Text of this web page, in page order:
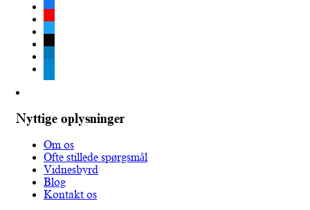
facebook
youtube
twitter
tiktok
Nyttige oplysninger
Om os
Ofte stillede spørgsmål
Vidnesbyrd
Blog
Kontakt os